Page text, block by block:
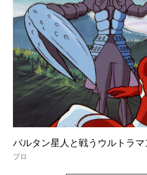
バルタン星人と戦うウルト
プロ